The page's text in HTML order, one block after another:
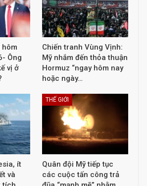
hôm
Ông
vị ở
Chiến tranh Vùng Vịnh:
Mỹ nhắm đến thỏa thuận
Hormuz “ngay hôm nay
hoặc ngày…
ít
và
THẾ GIỚI
Quân đội Mỹ tiếp tục
các cuộc tấn công trả